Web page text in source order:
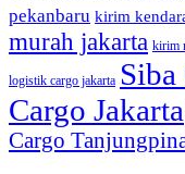
pekanbaru kirim
murah jakarta kirim
logistik cargo jakarta Siba
Cargo Jakarta
Cargo